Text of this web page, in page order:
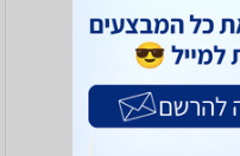
York BX200